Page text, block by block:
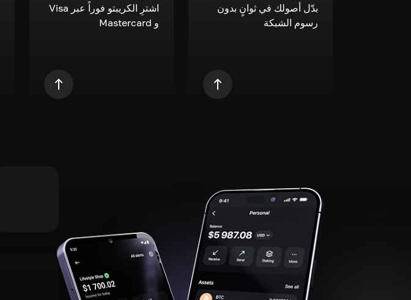
بدّل أصولك في ثوانٍ بدون
رسوم الشبكة
اشترِ الكريبتو فوراً عبر Visa
و Mastercard